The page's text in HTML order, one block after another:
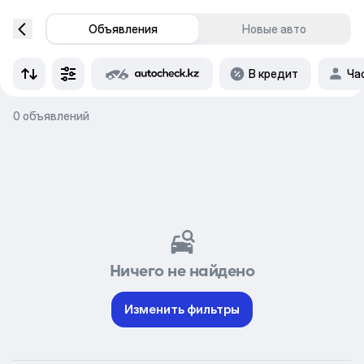
Объявления Новые авто
В кредит
0 объявлений
Ничего не найдено
Изменить фильтры